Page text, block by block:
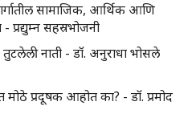
सामाजिक, आर्थिक आणि
सहस्रभोजनी
नाती - डॉ. अनुराधा भोसले
प्रदूषक आहोत का? - डॉ. प्रमोद